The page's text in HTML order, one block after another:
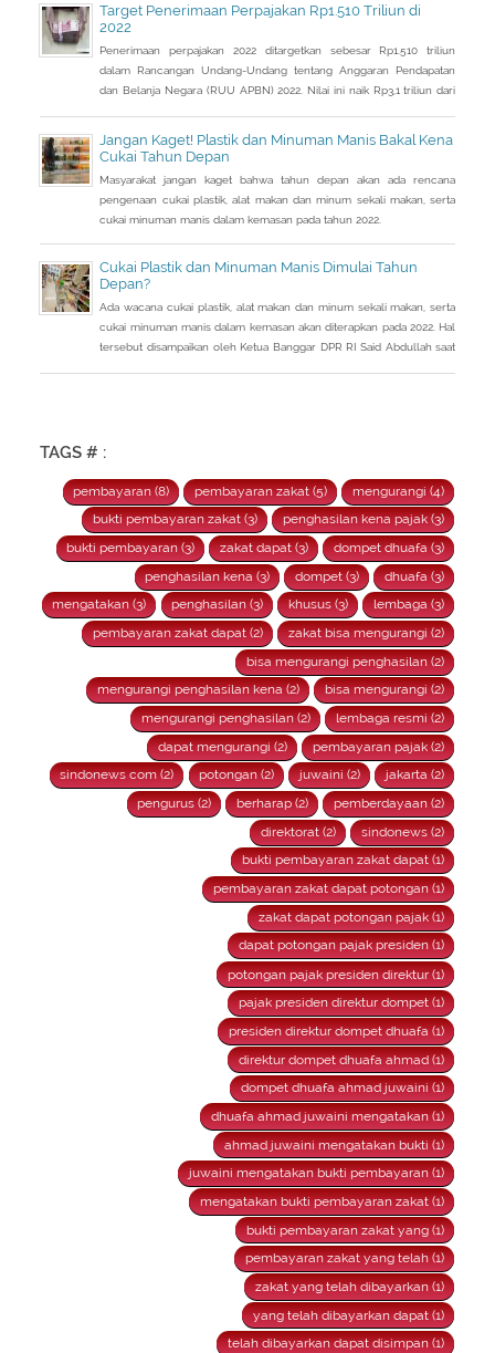
Target Penerimaan Perpajakan Rp1.510 Triliun di
2022
Penerimaan perpajakan 2022 ditargetkan sebesar Rp1.510 triliun
dalam Rancangan Undang-Undang tentang Anggaran Pendapatan
dan Belanja Negara (RUU APBN) 2022. Nilai ini naik Rp3,1 triliun dari
pada 16 Agustus 2021.
Jangan Kaget! Plastik dan Minuman Manis Bakal Kena
Cukai Tahun Depan
Masyarakat jangan kaget bahwa tahun depan akan ada rencana
pengenaan cukai plastik, alat makan dan minum sekali makan, serta
cukai minuman manis dalam kemasan pada tahun 2022.
Cukai Plastik dan Minuman Manis Dimulai Tahun
Depan?
Ada wacana cukai plastik, alat makan dan minum sekali makan, serta
cukai minuman manis dalam kemasan akan diterapkan pada 2022. Hal
tersebut disampaikan oleh Ketua Banggar DPR RI Said Abdullah saat
TAGS # :
pembayaran (8) pembayaran zakat (5)
mengurangi (4)
bukti pembayaran zakat (3)
penghasilan kena pajak (3)
bukti pembayaran (3)
zakat dapat (3)
dompet dhuafa (3)
penghasilan kena (3)
dompet (3)
dhuafa (3)
mengatakan (3)
penghasilan (3) khusus (3)
lembaga (3)
pembayaran zakat dapat (2)
zakat bisa mengurangi (2)
bisa mengurangi penghasilan (2)
mengurangi penghasilan kena (2)
bisa mengurangi (2)
mengurangi penghasilan (2)
lembaga resmi (2)
dapat mengurangi (2)
pembayaran pajak (2)
sindonews com (2)
potongan (2) juwaini (2)
jakarta (2)
pengurus (2)
berharap (2)
pemberdayaan (2)
direktorat (2)
sindonews (2)
bukti pembayaran zakat dapat (1)
pembayaran zakat dapat potongan (1)
zakat dapat potongan pajak (1)
dapat potongan pajak presiden (1)
potongan pajak presiden direktur (1)
pajak presiden direktur dompet (1)
presiden direktur dompet dhuafa (1)
direktur dompet dhuafa ahmad (1)
dompet dhuafa ahmad juwaini (1)
dhuafa ahmad juwaini mengatakan (1)
ahmad juwaini mengatakan bukti (1)
juwaini mengatakan bukti pembayaran (1)
mengatakan bukti pembayaran zakat (1)
bukti pembayaran zakat yang (1)
pembayaran zakat yang telah (1)
zakat yang telah dibayarkan (1)
yang telah dibayarkan dapat (1)
telah dibayarkan dapat disimpan (1)